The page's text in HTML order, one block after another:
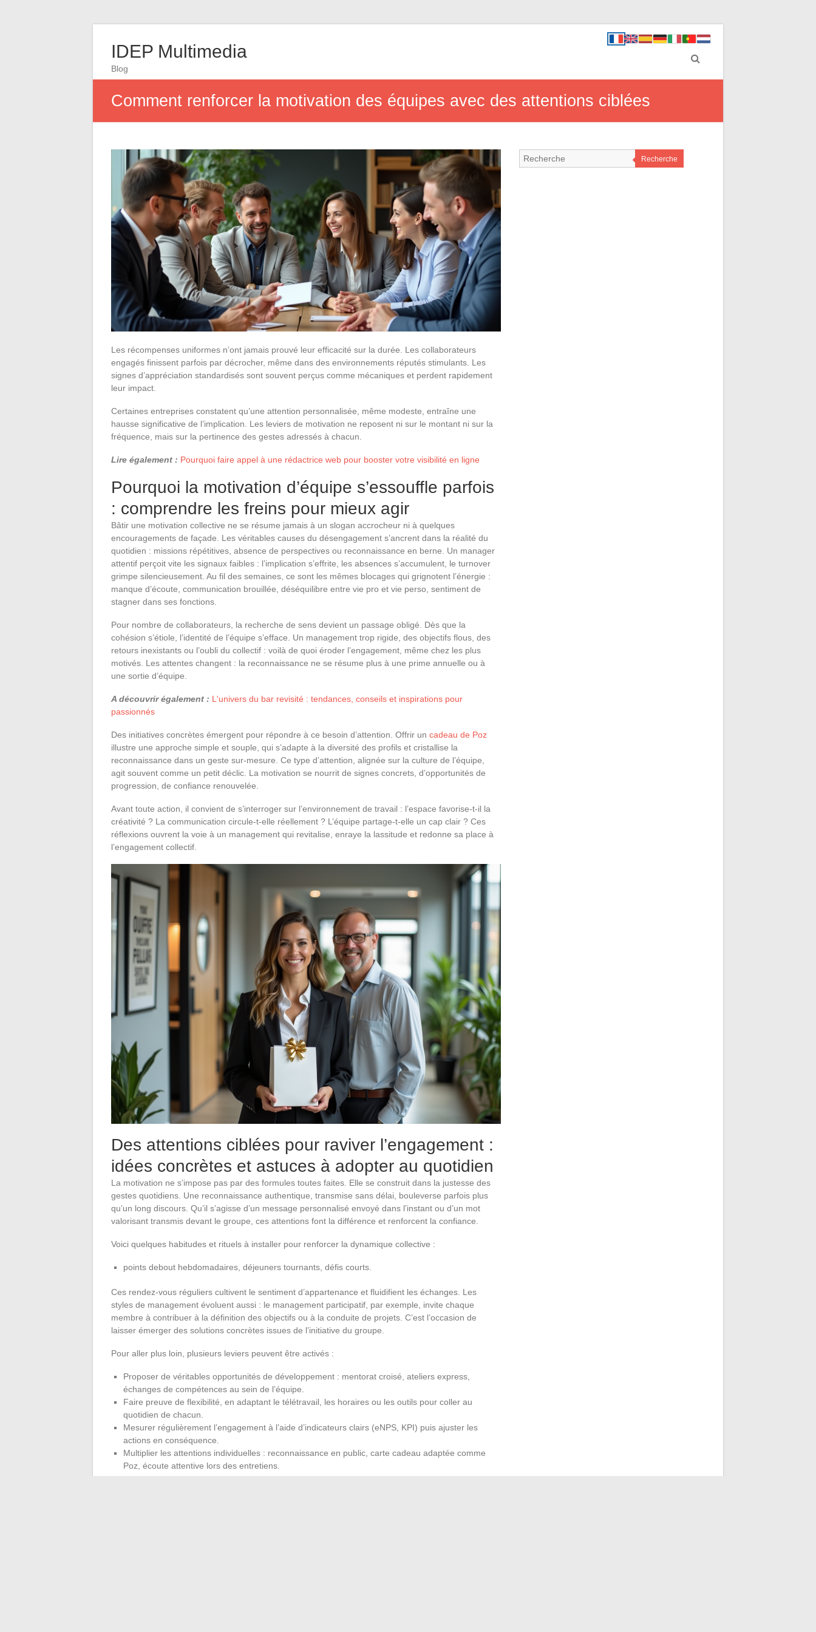
IDEP Multimedia
Blog
Comment renforcer la motivation des équipes avec des attentions ciblées
Les récompenses uniformes n’ont jamais prouvé leur efficacité sur la durée. Les collaborateurs
engagés finissent parfois par décrocher, même dans des environnements réputés stimulants. Les
signes d’appréciation standardisés sont souvent perçus comme mécaniques et perdent rapidement
leur impact.
Certaines entreprises constatent qu’une attention personnalisée, même modeste, entraîne une
hausse significative de l’implication. Les leviers de motivation ne reposent ni sur le montant ni sur la
fréquence, mais sur la pertinence des gestes adressés à chacun.
Lire également : Pourquoi faire appel à une rédactrice web pour booster votre visibilité en ligne
Pourquoi la motivation d’équipe s’essouffle parfois
: comprendre les freins pour mieux agir
Bâtir une motivation collective ne se résume jamais à un slogan accrocheur ni à quelques
encouragements de façade. Les véritables causes du désengagement s’ancrent dans la réalité du
quotidien : missions répétitives, absence de perspectives ou reconnaissance en berne. Un manager
attentif perçoit vite les signaux faibles : l’implication s’effrite, les absences s’accumulent, le turnover
grimpe silencieusement. Au fil des semaines, ce sont les mêmes blocages qui grignotent l’énergie :
manque d’écoute, communication brouillée, déséquilibre entre vie pro et vie perso, sentiment de
stagner dans ses fonctions.
Pour nombre de collaborateurs, la recherche de sens devient un passage obligé. Dès que la
cohésion s’étiole, l’identité de l’équipe s’efface. Un management trop rigide, des objectifs flous, des
retours inexistants ou l’oubli du collectif : voilà de quoi éroder l’engagement, même chez les plus
motivés. Les attentes changent : la reconnaissance ne se résume plus à une prime annuelle ou à
une sortie d’équipe.
A découvrir également : L'univers du bar revisité : tendances, conseils et inspirations pour
passionnés
Des initiatives concrètes émergent pour répondre à ce besoin d’attention. Offrir un cadeau de Poz
illustre une approche simple et souple, qui s’adapte à la diversité des profils et cristallise la
reconnaissance dans un geste sur-mesure. Ce type d’attention, alignée sur la culture de l’équipe,
agit souvent comme un petit déclic. La motivation se nourrit de signes concrets, d’opportunités de
progression, de confiance renouvelée.
Avant toute action, il convient de s’interroger sur l’environnement de travail : l’espace favorise-t-il la
créativité ? La communication circule-t-elle réellement ? L’équipe partage-t-elle un cap clair ? Ces
réflexions ouvrent la voie à un management qui revitalise, enraye la lassitude et redonne sa place à
l’engagement collectif.
Des attentions ciblées pour raviver l’engagement :
idées concrètes et astuces à adopter au quotidien
La motivation ne s’impose pas par des formules toutes faites. Elle se construit dans la justesse des
gestes quotidiens. Une reconnaissance authentique, transmise sans délai, bouleverse parfois plus
qu’un long discours. Qu’il s’agisse d’un message personnalisé envoyé dans l’instant ou d’un mot
valorisant transmis devant le groupe, ces attentions font la différence et renforcent la confiance.
Voici quelques habitudes et rituels à installer pour renforcer la dynamique collective :
points debout hebdomadaires, déjeuners tournants, défis courts.
Ces rendez-vous réguliers cultivent le sentiment d’appartenance et fluidifient les échanges. Les
styles de management évoluent aussi : le management participatif, par exemple, invite chaque
membre à contribuer à la définition des objectifs ou à la conduite de projets. C’est l’occasion de
laisser émerger des solutions concrètes issues de l’initiative du groupe.
Pour aller plus loin, plusieurs leviers peuvent être activés :
Proposer de véritables opportunités de développement : mentorat croisé, ateliers express,
échanges de compétences au sein de l’équipe.
Faire preuve de flexibilité, en adaptant le télétravail, les horaires ou les outils pour coller au
quotidien de chacun.
Mesurer régulièrement l’engagement à l’aide d’indicateurs clairs (eNPS, KPI) puis ajuster les
actions en conséquence.
Multiplier les attentions individuelles : reconnaissance en public, carte cadeau adaptée comme
Poz, écoute attentive lors des entretiens.
Recherche